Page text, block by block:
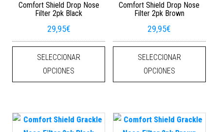
Comfort Shield Drop Nose
Filter 2pk Black
29,95€
SELECCIONAR
OPCIONES
Este producto tiene múltiples
Comfort Shield Drop Nose
Filter 2pk Brown
29,95€
SELECCIONAR
OPCIONES